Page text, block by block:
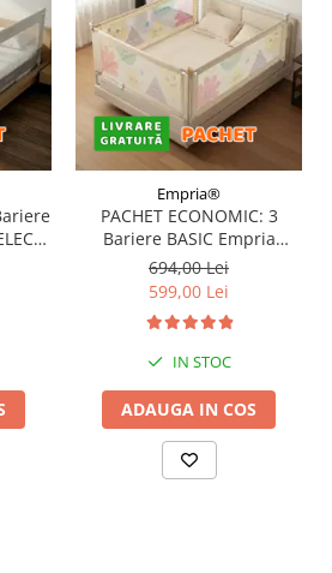
Empria®
PACHET ECONOMIC: 3
Bariere BASIC Empria
protectie pat 160X200 cm +
bara stabilizatoare
694,00 Lei
599,00 Lei
IN STOC
ADAUGA IN COS